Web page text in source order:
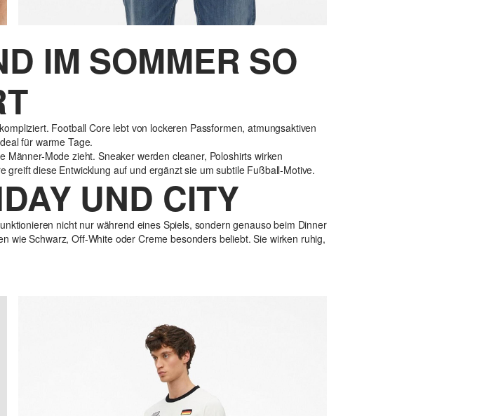
IM SOMMER SO
Football Core lebt von lockeren Passformen, atmungsaktiven
für warme Tage.
Mode zieht. Sneaker werden cleaner, Poloshirts wirken
diese Entwicklung auf und ergänzt sie um subtile Fußball-Motive.
UND CITY
nicht nur während eines Spiels, sondern genauso beim Dinner
wie Schwarz, Off-White oder Creme besonders beliebt. Sie wirken ruhig,